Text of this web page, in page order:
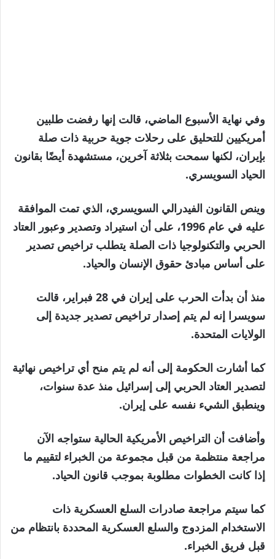
وفي نهاية الأسبوع الماضي، قالت إنها رفضت طلبين
أمريكيين للتحليق على رحلات جوية حربية ذات صلة
بإيران، لكنها سمحت بثلاثة آخرين، مستشهدة أيضًا بقانون
الحياد السويسري.
وينص القانون الفيدرالي السويسري، الذي تمت الموافقة
عليه في عام 1996، على أن استيراد وتصدير وعبور العتاد
الحربي والتكنولوجيا ذات الصلة يتطلب تراخيص تصدير
على أساس مبادئ حقوق الإنسان والحياد.
منذ أن بدأت الحرب على إيران في 28 فبراير، قالت
سويسرا إنه لم يتم إصدار تراخيص تصدير جديدة إلى
الولايات المتحدة.
كما أشارت الحكومة إلى أنه لم يتم منح أي تراخيص نهائية
لتصدير العتاد الحربي إلى إسرائيل منذ عدة سنوات،
وينطبق الشيء نفسه على إيران.
وأضافت أن التراخيص الأمريكية الحالية ستواجه الآن
مراجعة منتظمة من قبل مجموعة من الخبراء لتقييم ما
إذا كانت الخطوات مطلوبة بموجب قانون الحياد.
كما سيتم مراجعة صادرات السلع العسكرية ذات
الاستخدام المزدوج والسلع العسكرية المحددة بانتظام من
قبل فريق الخبراء.